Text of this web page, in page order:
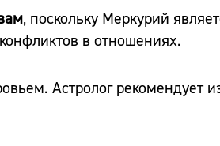
, поскольку Меркурий
в отношениях.
Астролог рекомендует